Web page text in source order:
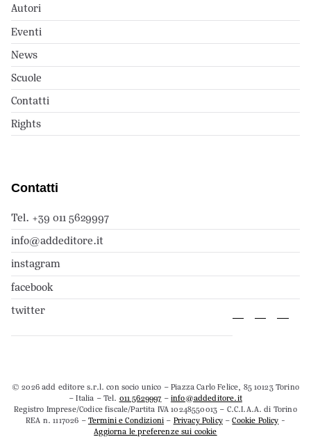
Autori
Eventi
News
Scuole
Contatti
Rights
Contatti
Tel. +39 011 5629997
info@addeditore.it
instagram
facebook
twitter
© 2026 add editore s.r.l. con socio unico – Piazza Carlo Felice, 85 10123 Torino
– Italia – Tel. 011 5629997 –info@addeditore.it
Registro Imprese/Codice fiscale/Partita IVA 10248550013 – C.C.I.A.A. di Torino
REA n. 1117026 –Termini e Condizioni – Privacy Policy–Cookie Policy -
Aggiorna le preferenze sui cookie